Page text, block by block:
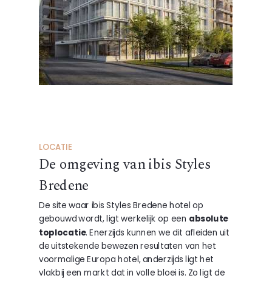
LOCATIE
De omgeving van ibis Styles
Bredene
De site waar ibis Styles Bredene hotel op
gebouwd wordt, ligt werkelijk op een absolute
toplocatie. Enerzijds kunnen we dit afleiden uit
de uitstekende bewezen resultaten van het
voormalige Europa hotel, anderzijds ligt het
vlakbij een markt dat in volle bloei is. Zo ligt de